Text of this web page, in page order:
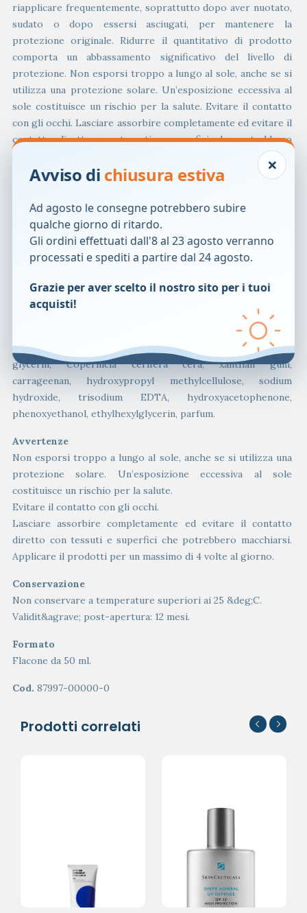
riapplicare frequentemente, soprattutto dopo aver nuotato,
sudato o dopo essersi asciugati, per mantenere la
protezione originale. Ridurre il quantitativo di prodotto
comporta un abbassamento significativo del livello di
protezione. Non esporsi troppo a lungo al sole, anche se si
utilizza una protezione solare. Un’esposizione eccessiva al
sole costituisce un rischio per la salute. Evitare il contatto
con gli occhi. Lasciare assorbire completamente ed evitare il
contatto diretto con tessuti e superfici che potrebbero
macchiarsi. I prodotti contenenti Thiamidol possono essere
applicati ogni giorno per un massimo di 4 volte.
Aqua, C12-15 alkyl benzoate, alcohol denat., butyl
methoxydibenzoylmethane, ethylhexyl triazone, butylene
glycol dicaprylate/dicaprate, bis-ethylhexyloxyphenol
methoxyphenyl triazine, dibutyl adipate, glyceryl stearate
citrate, silica, phenylbenzimidazole sulfonic acid,
diethylamino hydroxybenzoyl hexyl benzoate, tapioca starch,
silica dimethyl silylate, cetearyl alcohol, behenyl alcohol,
isobutylamido thiazolyl resorcinol (Thiamidol), Glycyrrhiza
inflata root extract, glycyrrhetinic acid, tocopheryl acetate,
glycerin, Copernicia cerifera cera, xanthan gum,
carrageenan, hydroxypropyl methylcellulose, sodium
hydroxide, trisodium EDTA, hydroxyacetophenone,
phenoxyethanol, ethylhexylglycerin, parfum.
Avvertenze
Non esporsi troppo a lungo al sole, anche se si utilizza una
protezione solare. Un’esposizione eccessiva al sole
costituisce un rischio per la salute.
Evitare il contatto con gli occhi.
Lasciare assorbire completamente ed evitare il contatto
diretto con tessuti e superfici che potrebbero macchiarsi.
Applicare il prodotti per un massimo di 4 volte al giorno.
Conservazione
Non conservare a temperature superiori ai 25 &deg;C.
Validit&agrave; post-apertura: 12 mesi.
Formato
Flacone da 50 ml.
Cod. 87997-00000-0
Prodotti correlati
×
Avviso di chiusura estiva
Ad agosto le consegne potrebbero subire
qualche giorno di ritardo.
Gli ordini effettuati dall'8 al 23 agosto verranno
processati e spediti a partire dal 24 agosto.
Grazie per aver scelto il nostro sito per i tuoi
acquisti!